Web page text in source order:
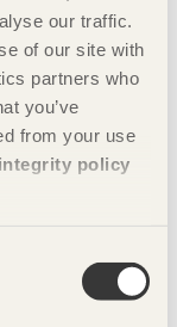
our traffic.
of our site with
partners who
you’ve
from your use
integrity policy
bjälklag, plintar
trä. Huset består
ovanpå och
över alla tre
svensk natur
eller ta ned för
House.